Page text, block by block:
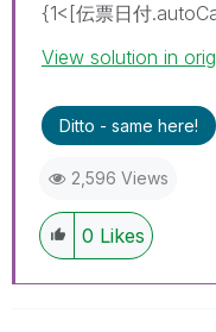
{1<[伝票日付
View solution in
Ditto - same here!
2,596 Views
0 Likes